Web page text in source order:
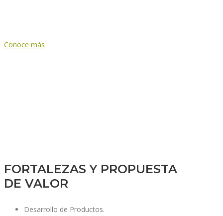
Conoce más
FORTALEZAS Y PROPUESTA
DE VALOR
Desarrollo de Productos.